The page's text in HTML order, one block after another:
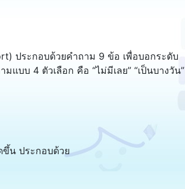
ประกอบด้วยคำถาม 9 ข้อ เพื่อบอกระดับ
แบบ 4 ตัวเลือก คือ “ไม่มีเลย” “เป็นบางวัน”
ขึ้น ประกอบด้วย